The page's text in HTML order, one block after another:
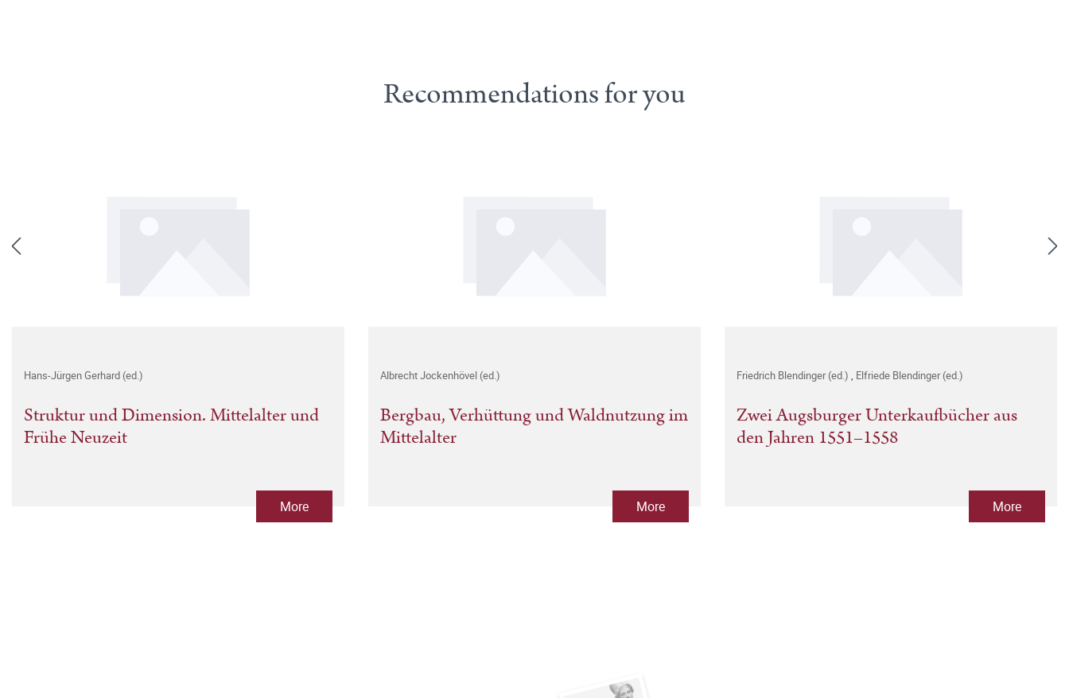
Recommendations for you
Hans-Jürgen Gerhard (ed.)
Struktur und Dimension. Mittelalter und
Frühe Neuzeit
More
Albrecht Jockenhövel (ed.)
Bergbau, Verhüttung und Waldnutzung im
Mittelalter
More
Friedrich Blendinger (ed.) , Elfriede Blendinger (ed.)
Zwei Augsburger Unterkaufbücher aus
den Jahren 1551–1558
More